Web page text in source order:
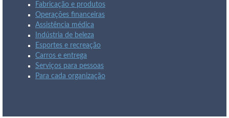
Fabricação e produtos
Operações financeiras
Assistência médica
Indústria de beleza
Esportes e recreação
Carros e entrega
Serviços para pessoas
Para cada organização